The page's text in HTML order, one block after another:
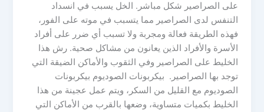
على الصراصير شكل مباشر. الخل يسبب في انسداد
التنفس لدى الصراصير مما يتسبب في موته على الفور،
فهذه الطريقة فعالة ومجربة ولا تسبب أي ضرر على أفراد
الأسرة والأفراد الذين يعانون من مشاكل صحية. رش هذا
الخليط على الصراصير وفي الثقوب والأماكن الضيقة التي
توجد بها الصراصير. بيكربونات الصوديوم بيكربونات
الصوديوم مع القليل من السكر، ويتم عمل عجينة من هذا
الخليط بكميات متساوية، وضعها بالقرب من الأماكن التي